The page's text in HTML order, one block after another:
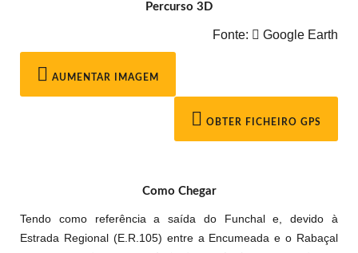
Percurso 3D
Fonte: Google Earth
AUMENTAR IMAGEM
OBTER FICHEIRO GPS
Como Chegar
Tendo como referência a saída do Funchal e, devido à
Estrada Regional (E.R.105) entre a Encumeada e o Rabaçal